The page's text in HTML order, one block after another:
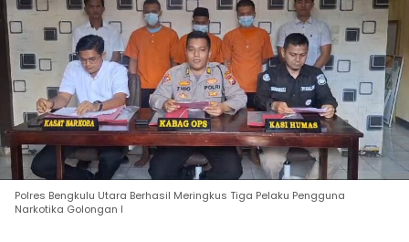
Polres Bengkulu Utara Berhasil Meringkus Tiga Pelaku Pengguna
Narkotika Golongan I